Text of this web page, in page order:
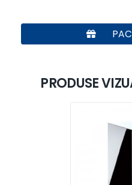
PRODUSE